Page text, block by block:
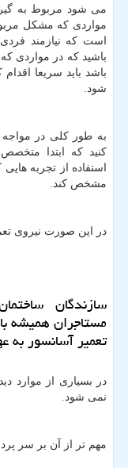
می شود مربوط به
مواردی که مشکل
است که نیازمند
باشید که در مواردی
باشد باید سریعا
شود.
به طور کلی در
کنید که ابتدا متخصص
استفاده از تجربه
مشخص کند.
در این صورت نیروی
سازندگان
مستاجران همیشه
تعمیر آسانسور
در بسیاری از موارد
نمی شود.
مهم تر از آن بر سر